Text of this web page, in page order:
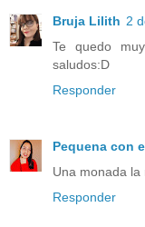
Bruja Lilith 2
Te quedo
saludos:D
Responder
Pequena con
Una monada la
Responder